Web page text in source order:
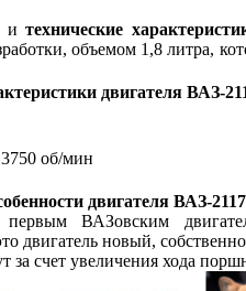
итехнические
объемом 1,8 литра,
двигателя ВАЗ-
об/мин
двигателя ВАЗ-
первым ВАЗовским
двигатель новый,
за счет увеличения хода